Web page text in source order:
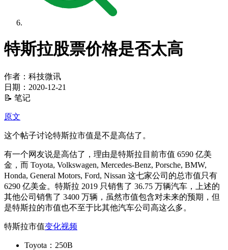
特斯拉股票价格是否太高
作者：科技微讯
日期： 2020-12-21
📝 笔记
原文
这个帖子讨论特斯拉市值是不是高估了。
有一个网友说是高估了，理由是特斯拉目前市值 6590 亿美
金，而 Toyota, Volkswagen, Mercedes-Benz, Porsche, BMW,
Honda, General Motors, Ford, Nissan 这七家公司的总市值只有
6290 亿美金。特斯拉 2019 只销售了 36.75 万辆汽车，上述的
其他公司销售了 3400 万辆，虽然市值包含对未来的预期，但
是特斯拉的市值也不至于比其他汽车公司高这么多。
特斯拉市值变化视频
Toyota：250B